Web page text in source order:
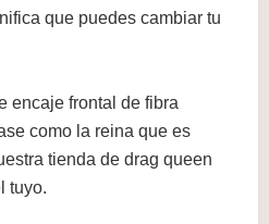
que puedes cambiar tu
encaje frontal de fibra
como la reina que es
tienda de drag queen
tuyo.